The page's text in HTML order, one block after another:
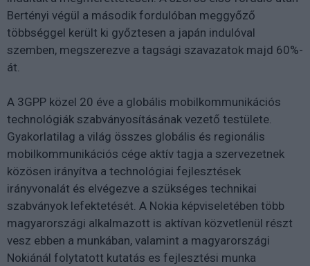
Bertényi végül a második fordulóban meggyőző
többséggel került ki győztesen a japán indulóval
szemben, megszerezve a tagsági szavazatok majd 60%-
át.
A 3GPP közel 20 éve a globális mobilkommunikációs
technológiák szabványosításának vezető testülete.
Gyakorlatilag a világ összes globális és regionális
mobilkommunikációs cége aktív tagja a szervezetnek
közösen irányítva a technológiai fejlesztések
irányvonalát és elvégezve a szükséges technikai
szabványok lefektetését. A Nokia képviseletében több
magyarországi alkalmazott is aktívan közvetlenül részt
vesz ebben a munkában, valamint a magyarországi
Nokiánál folytatott kutatás es fejlesztési munka